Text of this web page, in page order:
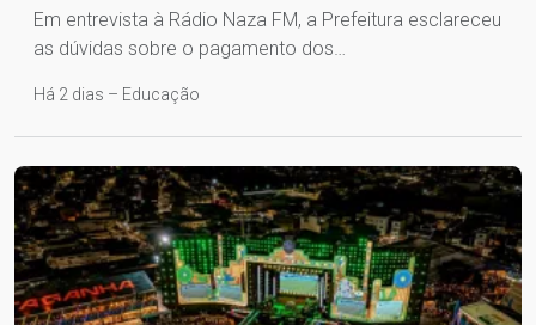
Em entrevista à Rádio Naza FM, a Prefeitura esclareceu
as dúvidas sobre o pagamento dos…
Há 2 dias – Educação